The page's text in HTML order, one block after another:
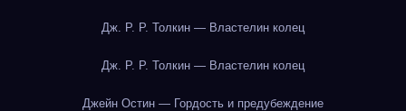
Дж. Р. Р. Толкин — Властелин колец
Дж. Р. Р. Толкин — Властелин колец
Джейн Остин — Гордость и предубеждение